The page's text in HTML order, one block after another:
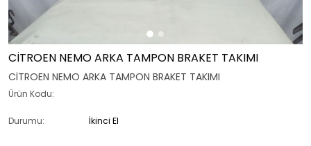
CİTROEN NEMO ARKA TAMPON BRAKET TAKIMI
CİTROEN NEMO ARKA TAMPON BRAKET TAKIMI
Ürün Kodu:
Durumu: İkinci El